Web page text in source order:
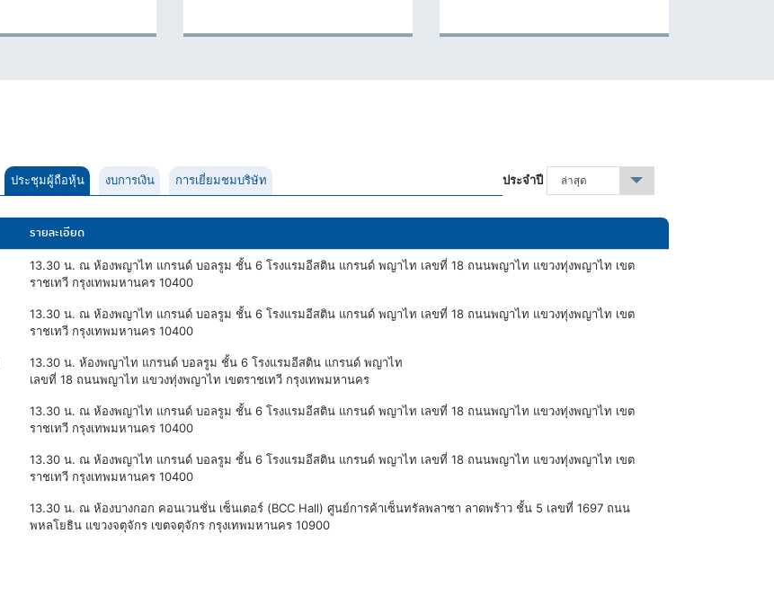
ประชุมผู้ถือหุ้น งบการเงิน การเยี่ยมชมบริษัท ประจำปี ล่าสุด ▾
รายละเอียด
13.30 น. ณ ห้องพญาไท แกรนด์ บอลรูม ชั้น 6 โรงแรมอีสติน แกรนด์ พญาไท เลขที่ 18 ถนนพญาไท แขวงทุ่งพญาไท เขต
ราชเทวี กรุงเทพมหานคร 10400
13.30 น. ณ ห้องพญาไท แกรนด์ บอลรูม ชั้น 6 โรงแรมอีสติน แกรนด์ พญาไท เลขที่ 18 ถนนพญาไท แขวงทุ่งพญาไท เขต
ราชเทวี กรุงเทพมหานคร 10400
13.30 น. ห้องพญาไท แกรนด์ บอลรูม ชั้น 6 โรงแรมอีสติน แกรนด์ พญาไท
เลขที่ 18 ถนนพญาไท แขวงทุ่งพญาไท เขตราชเทวี กรุงเทพมหานคร
13.30 น. ณ ห้องพญาไท แกรนด์ บอลรูม ชั้น 6 โรงแรมอีสติน แกรนด์ พญาไท เลขที่ 18 ถนนพญาไท แขวงทุ่งพญาไท เขต
ราชเทวี กรุงเทพมหานคร 10400
13.30 น. ณ ห้องพญาไท แกรนด์ บอลรูม ชั้น 6 โรงแรมอีสติน แกรนด์ พญาไท เลขที่ 18 ถนนพญาไท แขวงทุ่งพญาไท เขต
ราชเทวี กรุงเทพมหานคร 10400
13.30 น. ณ ห้องบางกอก คอนเวนชั่น เซ็นเตอร์ (BCC Hall) ศูนย์การค้าเซ็นทรัลพลาซา ลาดพร้าว ชั้น 5 เลขที่ 1697 ถนน
พหลโยธิน แขวงจตุจักร เขตจตุจักร กรุงเทพมหานคร 10900